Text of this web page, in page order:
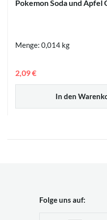
Pokemon Soda und Apfel
Menge: 0,014 kg
In den
2,09 €
Folge uns auf: